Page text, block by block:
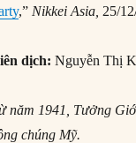
,” Nikkei Asia, 25/
dịch:Nguyễn Thị
năm 1941, Tưởng
chúng Mỹ.